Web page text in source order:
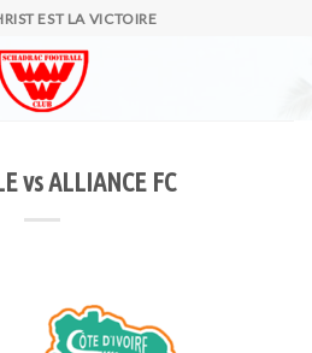
EST LA VICTOIRE
vs ALLIANCE FC